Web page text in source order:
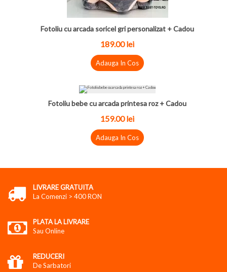
Fotoliu cu arcada soricel gri personalizat + Cadou
189.00lei
Adauga In Cos
Fotoliu bebe cu arcada printesa roz + Cadou
159.00lei
Adauga In Cos
LIVRARE GRATUITA
La Comenzi > 400 RON
PLATA LA LIVRARE
Sau Online
REDUCERI
De Sarbatori